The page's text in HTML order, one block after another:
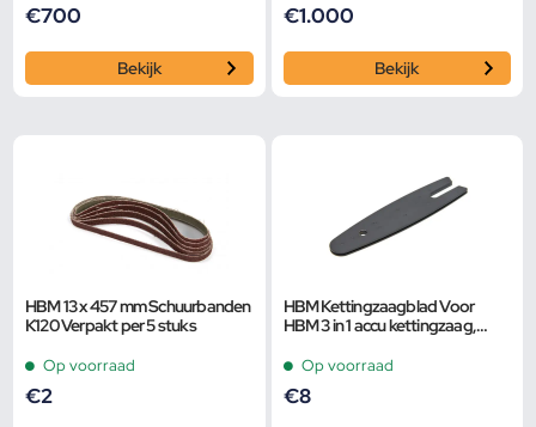
€700
Bekijk
€1.000
Bekijk
HBM 13 x 457 mm Schuurbanden
K120 Verpakt per 5 stuks
Op voorraad
€2
HBM Kettingzaagblad Voor
HBM 3 in 1 accu kettingzaag,
Op voorraad
€8